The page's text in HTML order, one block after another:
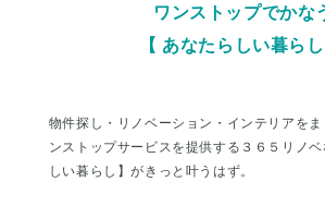
ワンストップでかな
【 あなたらしい暮らし
物件探し・リノベーション・インテリアを
ンストップサービスを提供する３６５リノ
しい暮らし】がきっと叶うはず。